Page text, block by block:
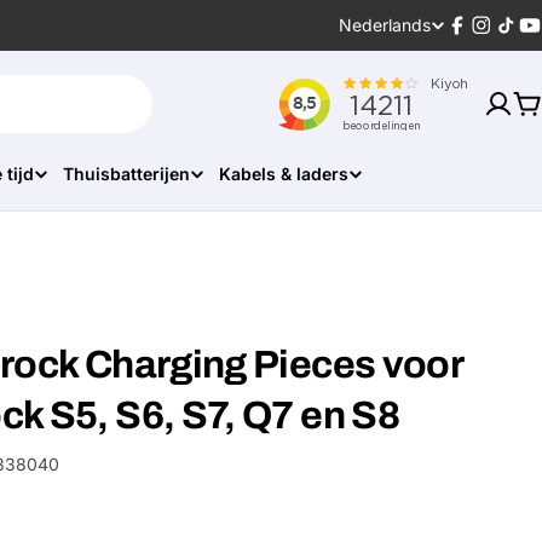
Taal
Nederlands
Facebook
tijd Thuisbatterijen Kabels & laders
Charging Pieces voor
S5, S6, S7, Q7 en S8